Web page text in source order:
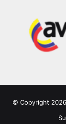
© Copyright